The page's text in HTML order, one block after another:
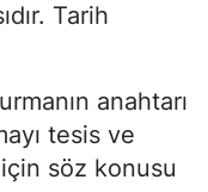
Tarih
anahtarı
tesis ve
söz konusu